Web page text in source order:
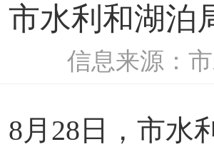
市水利和湖泊
信息来源：
8月 28日，市水